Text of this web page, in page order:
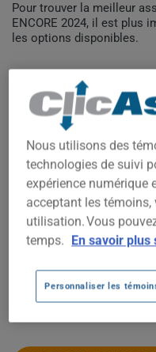
Pour trouver la meilleur
ENCORE 2024, il est plus
les options disponibles.
1 200$
1 300$
1 400$
1 500$
Nous utilisons des
technologies de suivi
expérience numérique
acceptant les
utilisation. Vous
temps. En savoir
Personnaliser les